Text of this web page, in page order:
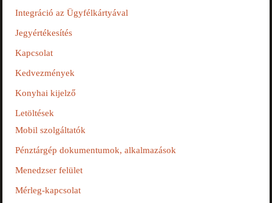
Integráció az Ügyfélkártyával
Jegyértékesítés
Kapcsolat
Kedvezmények
Konyhai kijelző
Letöltések
Mobil szolgáltatók
Pénztárgép dokumentumok, alkalmazások
Menedzser felület
Mérleg-kapcsolat